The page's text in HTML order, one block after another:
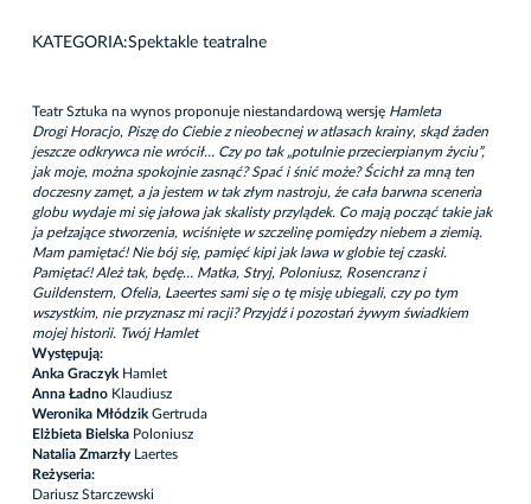
KATEGORIA:Spektakle teatralne
Teatr Sztuka na wynos proponuje niestandardową wersję Hamleta
Drogi Horacjo, Piszę do Ciebie z nieobecnej w atlasach krainy, skąd żaden
jeszcze odkrywca nie wrócił… Czy po tak „potulnie przecierpianym życiu”,
jak moje, można spokojnie zasnąć? Spać i śnić może? Ścichł za mną ten
doczesny zamęt, a ja jestem w tak złym nastroju, że cała barwna sceneria
globu wydaje mi się jałowa jak skalisty przylądek. Co mają począć takie jak
ja pełzające stworzenia, wciśnięte w szczelinę pomiędzy niebem a ziemią.
Mam pamiętać! Nie bój się, pamięć kipi jak lawa w globie tej czaski.
Pamiętać! Ależ tak, będę… Matka, Stryj, Poloniusz, Rosencranz i
Guildenstern, Ofelia, Laeertes sami się o tę misję ubiegali, czy po tym
wszystkim, nie przyznasz mi racji? Przyjdź i pozostań żywym świadkiem
mojej historii. Twój Hamlet
Występują:
Anka Graczyk Hamlet
Anna Ładno Klaudiusz
Weronika MłódzikGertruda
Elżbieta Bielska Poloniusz
Natalia Zmarzły Laertes
Reżyseria:
Dariusz Starczewski